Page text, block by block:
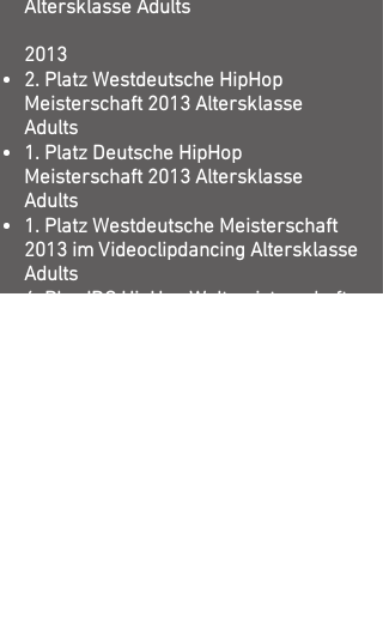
Altersklasse Adults
2013
2. Platz Westdeutsche HipHop
Meisterschaft 2013 Altersklasse
Adults
1. Platz Deutsche HipHop
Meisterschaft 2013 Altersklasse
Adults
1. Platz Westdeutsche Meisterschaft
2013 im Videoclipdancing Altersklasse
Adults
6. Plaz IDO HipHop Weltmeisterschaft